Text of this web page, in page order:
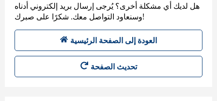
هل لديك أي مشكلة أخرى؟ يُرجى إرسال بريد إلكتروني أدناه
وسنعاود التواصل معك. شكرًا على صبرك!
العودة إلى الصفحة الرئيسية
تحديث الصفحة